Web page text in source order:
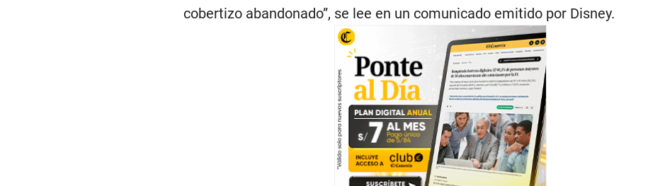
cobertizo abandonado”, se lee en un comunicado emitido por Disney.